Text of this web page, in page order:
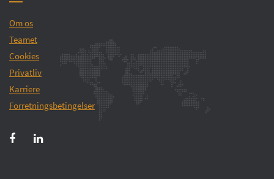
Om os
Teamet
Cookies
Privatliv
Karriere
Forretningsbetingelser